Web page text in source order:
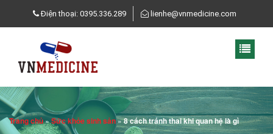
Điện thoại: 0395.336.289 lienhe@vnmedicine.com
Trang chủ»Sức khỏe sinh sản»8 cách tránh thai khi quan hệ là gì